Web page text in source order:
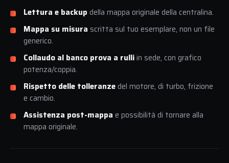
Lettura e backup della mappa originale della centralina.
Mappa su misura scritta sul tuo esemplare, non un file
generico.
Collaudo al banco prova a rulliin sede, con grafico
potenza/coppia.
Rispetto delle tolleranzedel motore, di turbo, frizione
e cambio.
Assistenza post-mappa e possibilità di tornare alla
mappa originale.